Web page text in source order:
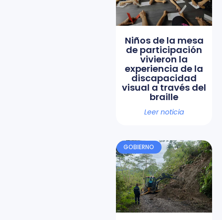
Niños de la mesa
de participación
vivieron la
experiencia de la
discapacidad
visual a través del
braille
Leer noticia
GOBIERNO